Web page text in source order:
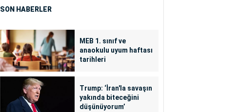
SON HABERLER
MEB 1. sınıf ve
anaokulu uyum haftası
tarihleri
Trump: ‘İran'la savaşın
yakında biteceğini
düşünüyorum’